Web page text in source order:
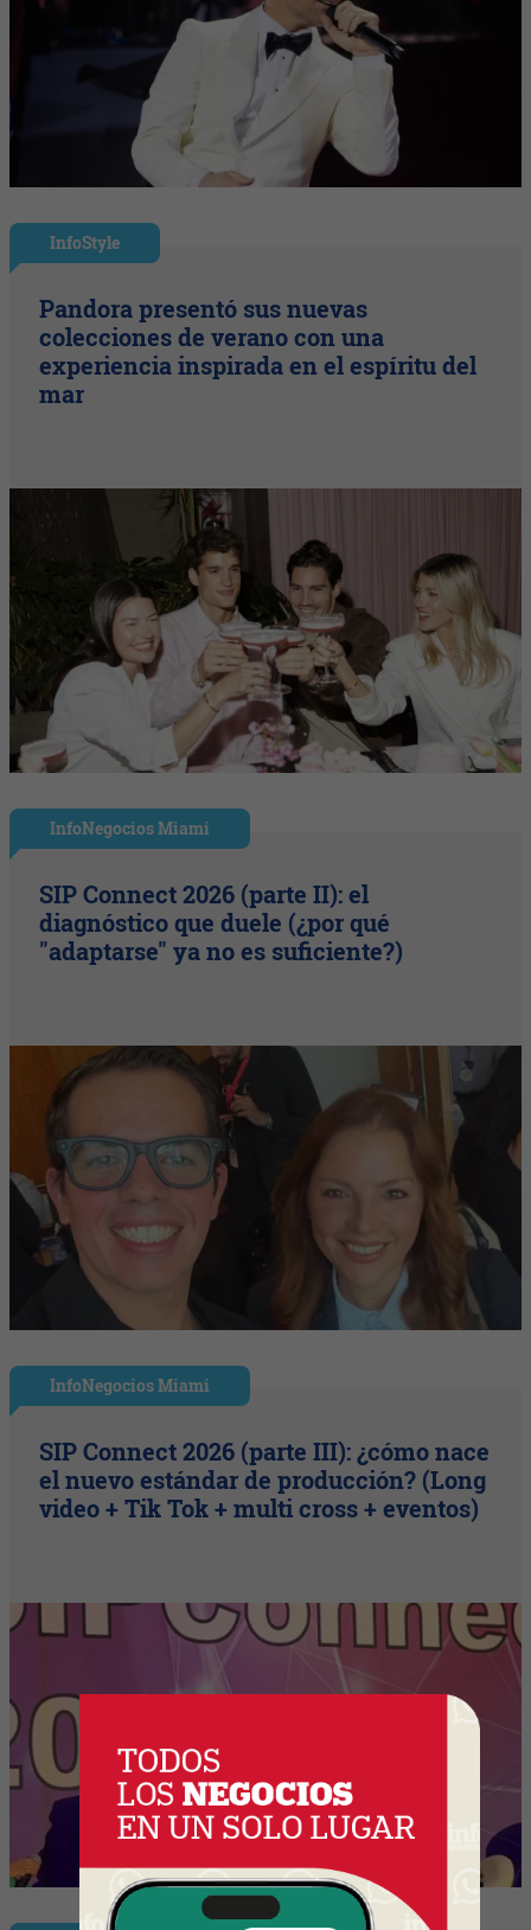
InfoStyle
Pandora presentó sus nuevas
colecciones de verano con una
experiencia inspirada en el espíritu del
mar
InfoNegocios Miami
SIP Connect 2026 (parte II): el
diagnóstico que duele (¿por qué
"adaptarse" ya no es suficiente?)
InfoNegocios Miami
SIP Connect 2026 (parte III): ¿cómo nace
el nuevo estándar de producción? (Long
video + Tik Tok + multi cross + eventos)